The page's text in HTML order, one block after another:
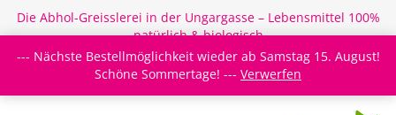
Die Abhol-Greisslerei in der Ungargasse – Lebensmittel 100%
natürlich & biologisch
Login/Register Newsletter Meine Merkzettel
--- Nächste Bestellmöglichkeit wieder ab Samstag 15. August!
Schöne Sommertage! --- Verwerfen